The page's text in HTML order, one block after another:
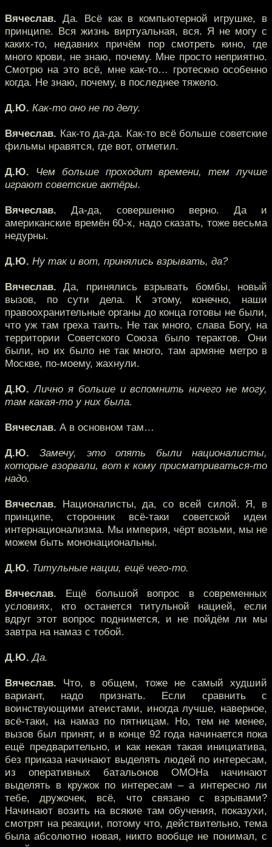
Вячеслав. Да. Всё как в компьютерной игрушке, в
принципе. Вся жизнь виртуальная, вся. Я не могу с
каких-то, недавних причём пор смотреть кино, где
много крови, не знаю, почему. Мне просто неприятно.
Смотрю на это всё, мне как-то… гротескно особенно
когда. Не знаю, почему, в последнее тяжело.
Д.Ю. Как-то оно не по делу.
Вячеслав. Как-то да-да. Как-то всё больше советские
фильмы нравятся, где вот, отметил.
Д.Ю. Чем больше проходит времени, тем лучше
играют советские актёры.
Вячеслав. Да-да, совершенно верно. Да и
американские времён 60-х, надо сказать, тоже весьма
недурны.
Д.Ю. Ну так и вот, принялись взрывать, да?
Вячеслав. Да, принялись взрывать бомбы, новый
вызов, по сути дела. К этому, конечно, наши
правоохранительные органы до конца готовы не были,
что уж там греха таить. Не так много, слава Богу, на
территории Советского Союза было терактов. Они
были, но их было не так много, там армяне метро в
Москве, по-моему, жахнули.
Д.Ю. Лично я больше и вспомнить ничего не могу,
там какая-то у них была.
Вячеслав. А в основном там…
Д.Ю. Замечу, это опять были националисты,
которые взорвали, вот к кому присматриваться-то
надо.
Вячеслав. Националисты, да, со всей силой. Я, в
принципе, сторонник всё-таки советской идеи
интернационализма. Мы империя, чёрт возьми, мы не
можем быть мононациональны.
Д.Ю. Титульные нации, ещё чего-то.
Вячеслав. Ещё большой вопрос в современных
условиях, кто останется титульной нацией, если
вдруг этот вопрос поднимется, и не пойдём ли мы
завтра на намаз с тобой.
Д.Ю. Да.
Вячеслав. Что, в общем, тоже не самый худший
вариант, надо признать. Если сравнить с
воинствующими атеистами, иногда лучше, наверное,
всё-таки, на намаз по пятницам. Но, тем не менее,
вызов был принят, и в конце 92 года начинается пока
ещё предварительно, и как некая такая инициатива,
без приказа начинают выделять людей по интересам,
из оперативных батальонов ОМОНа начинают
выделять в кружок по интересам – а интересно ли
тебе, дружочек, всё, что связано с взрывами?
Начинают возить на всякие там обучения, показухи,
смотрят на реакции, потому что, действительно, тема
была абсолютно новая, никто вообще не понимал, с